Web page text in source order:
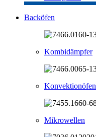
Backöfen
Kombidämpfer
Konvektionöfen
Mikrowellen